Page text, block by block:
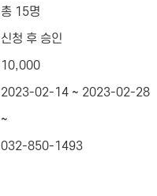
총 15명
신청 후 승인
10,000
2023-02-14 ~ 2023-02-28
~
032-850-1493